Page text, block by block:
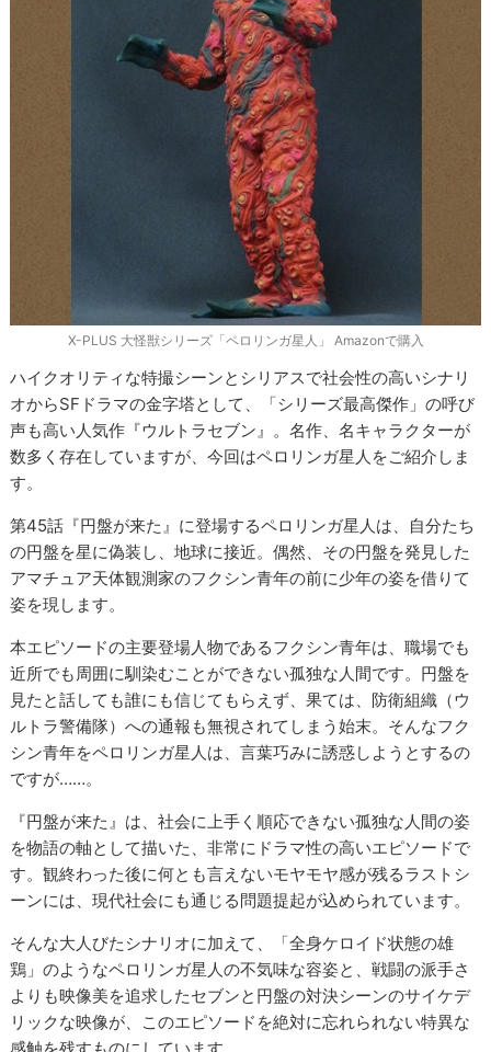
X-PLUS 大怪獣シリーズ「ペロリンガ星人」 Amazonで購入
ハイクオリティな特撮シーンとシリアスで社会性の高いシナリ
オからSFドラマの金字塔として、「シリーズ最高傑作」の呼び
声も高い人気作『ウルトラセブン』。名作、名キャラクターが
数多く存在していますが、今回はペロリンガ星人をご紹介しま
す。
第45話『円盤が来た』に登場するペロリンガ星人は、自分たち
の円盤を星に偽装し、地球に接近。偶然、その円盤を発見した
アマチュア天体観測家のフクシン青年の前に少年の姿を借りて
姿を現します。
本エピソードの主要登場人物であるフクシン青年は、職場でも
近所でも周囲に馴染むことができない孤独な人間です。円盤を
見たと話しても誰にも信じてもらえず、果ては、防衛組織（ウ
ルトラ警備隊）への通報も無視されてしまう始末。そんなフク
シン青年をペロリンガ星人は、言葉巧みに誘惑しようとするの
ですが……。
『円盤が来た』は、社会に上手く順応できない孤独な人間の姿
を物語の軸として描いた、非常にドラマ性の高いエピソードで
す。観終わった後に何とも言えないモヤモヤ感が残るラストシ
ーンには、現代社会にも通じる問題提起が込められています。
そんな大人びたシナリオに加えて、「全身ケロイド状態の雄
鶏」のようなペロリンガ星人の不気味な容姿と、戦闘の派手さ
よりも映像美を追求したセブンと円盤の対決シーンのサイケデ
リックな映像が、このエピソードを絶対に忘れられない特異な
感触を残すものにしています。